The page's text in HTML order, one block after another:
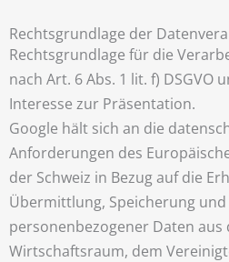
Rechtsgrundlage der
Rechtsgrundlage für die
nach Art. 6 Abs. 1 lit. f) DSGVO
Interesse zur Präsentation.
Google hält sich an die
Anforderungen des
der Schweiz in Bezug auf die
Übermittlung, Speicherung
personenbezogener Daten aus
Wirtschaftsraum, dem